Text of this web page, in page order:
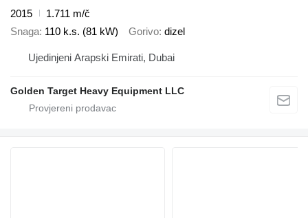
2015
1.711 m/č
Snaga 110 k.s. (81 kW) Gorivo dizel
Ujedinjeni Arapski Emirati, Dubai
Golden Target Heavy Equipment LLC